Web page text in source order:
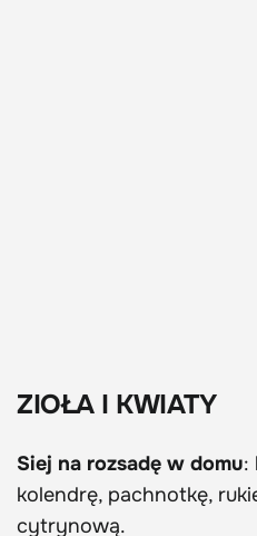
ZIOŁA I KWIATY
Siej na rozsadę w domu:
kolendrę, pachnotkę,
cytrynową.